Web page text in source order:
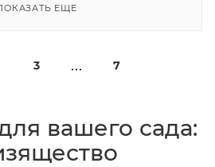
ЕЩЕ
3 7
вашего сада: